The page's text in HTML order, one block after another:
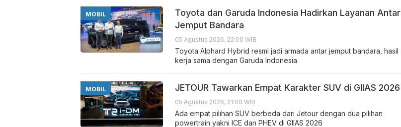
MOBIL
Toyota dan Garuda Indonesia Hadirkan Layanan Antar
Jemput Bandara
05 Agustus 2026, 22:00 WIB
Toyota Alphard Hybrid resmi jadi armada antar jemput bandara, hasil
kerja sama dengan Garuda Indonesia
MOBIL JETOUR Tawarkan Empat Karakter SUV di GIIAS 2026
05 Agustus 2026, 21:00 WIB
Ada empat pilihan SUV berbeda dari Jetour dengan dua pilihan
powertrain yakni ICE dan PHEV di GIIAS 2026